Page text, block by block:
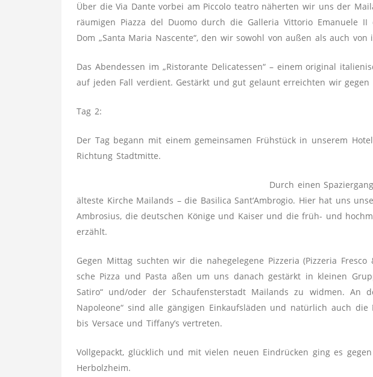
Über die Via Dante vorbei am Piccolo teatro näherten wir uns der
räumigen Piazza del Duomo durch die Galleria Vittorio Emanuele
Dom „Santa Maria Nascente“, den wir sowohl von außen als auch
Das Abendessen im „Ristorante Delicatessen“ – einem ori­ginal
auf jeden Fall verdient. Gestärkt und gut gelaunt erreichten wir
Tag 2:
Der Tag begann mit einem gemeinsamen Frühstück in unserem
Richtung Stadtmitte.
Durch einen
älteste Kirche Mailands – die Basilica Sant‘Ambrogio. Hier hat uns
Ambrosius, die deutschen Könige und Kaiser und die früh- und
erzählt.
Gegen Mittag suchten wir die nahegelegene Pizzeria (Pizzeria
sche Pizza und Pasta aßen um uns danach gestärkt in kleinen
Satiro“ und/oder der Schaufensterstadt Mailands zu widmen. An
Napoleone“ sind alle gängigen Einkaufsläden und natürlich auch
bis Versace und Tiffany’s vertreten.
Vollgepackt, glücklich und mit vielen neuen Eindrücken ging es
Herbolzheim.
Götz.Grimm.Denk
Allmendstrasse 2
D-79336 Herbolzheim
Telefon: +49 (0) 7643 9326 - 0
info@ggd-steuer.de
Folgen Sie uns auf
GGD
Allmendstrasse
D-79336
Telefon: +49
info@ggd-